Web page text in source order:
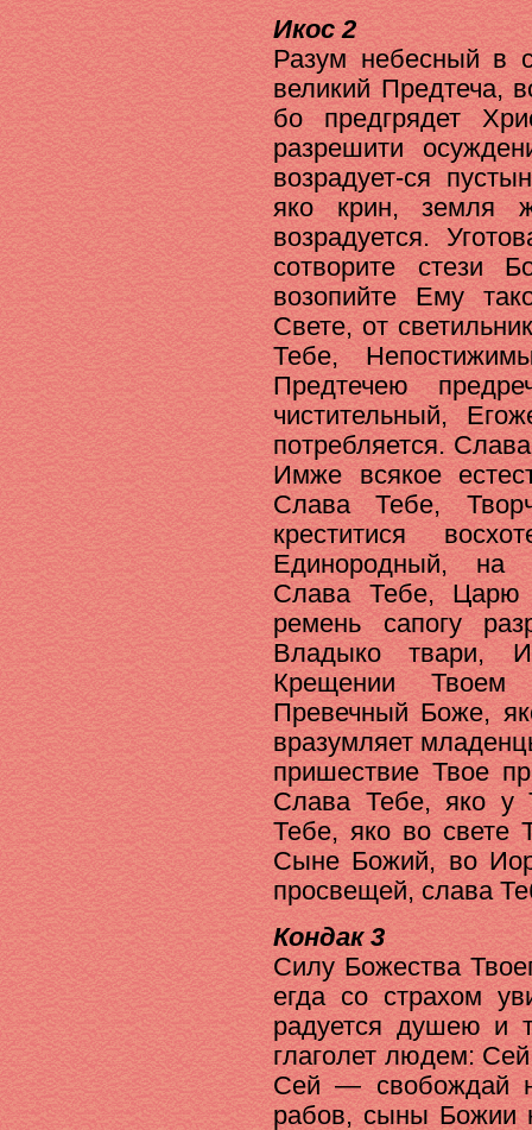
Икос 2
Разум небесный в
великий Предтеча,
бо предгрядет
разрешити
возрадует-ся
яко крин, земля
возрадуется.
сотворите стези
возопийте Ему
Свете, от
Тебе,
Предтечею
чистительный,
потребляется.
Имже всякое
Слава Тебе,
креститися
Единородный, на
Слава Тебе, Царю
ремень сапогу
Владыко твари,
Крещении Твоем
Превечный Боже,
вразумляет
пришествие Твое
Слава Тебе, яко у
Тебе, яко во свете
Сыне Божий, во
просвещей, слава
Кондак 3
Силу Божества
егда со страхом
радуется душею и
глаголет людем:
Сей — свобождай
рабов, сыны Божии